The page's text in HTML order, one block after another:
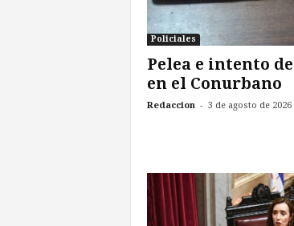
Policiales
Pelea e intento
en el Conurbano
Redaccion - 3 de agosto de 2026